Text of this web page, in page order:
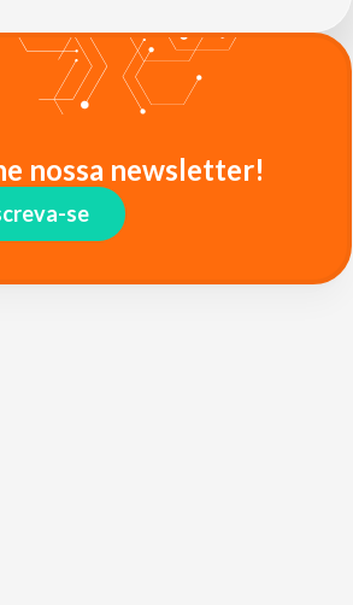
nossa newsletter!
se